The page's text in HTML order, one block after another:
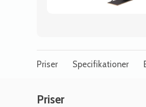
Priser Specifikationer
Priser